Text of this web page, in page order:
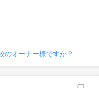
オーナー様ですか？